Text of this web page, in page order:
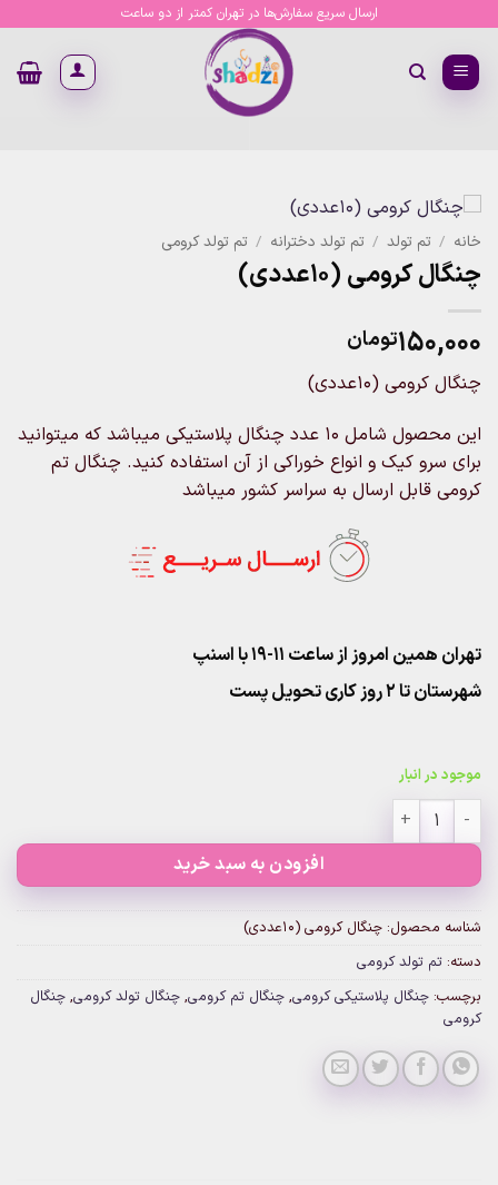
content
ارسال سریع سفارش‌ها در تهران کمتر از دو ساعت
خانه / تم تولد / تم تولد دخترانه / تم تولد کرومی
چنگال کرومی (10عددی)
۱۵۰,۰۰۰تومان
چنگال کرومی (10عددی)
این محصول شامل 10 عدد چنگال پلاستیکی میباشد که میتوانید
برای سرو کیک و انواع خوراکی از آن استفاده کنید. چنگال تم
کرومی قابل ارسال به سراسر کشور میباشد
تهران همین امروز از ساعت ۱۱-۱۹ با اسنپ
شهرستان تا 2 روز کاری تحویل پست
موجود در انبار
چنگال کرومی (10عددی) عدد
افزودن به سبد خرید
شناسه محصول: چنگال کرومی (10عددی)
دسته: تم تولد کرومی
برچسب: چنگال پلاستیکی کرومی, چنگال تم کرومی, چنگال تولد کرومی, چنگال
کرومی